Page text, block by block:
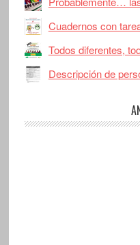
Cuadernos con
Todos diferentes,
Descripción de